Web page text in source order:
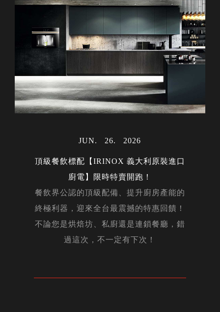
JUN 26 2026
頂級餐飲標配【IRINOX 義大利原裝進口
廚電】限時特賣開跑！
餐飲界公認的頂級配備、提升廚房產能的
終極利器，迎來全台最震撼的特惠回饋！
不論您是烘焙坊、私廚還是連鎖餐廳，錯
過這次，不一定有下次！
JUN 22 2026
APR 24 2026
JAN 05 2026
OCT 30 2025
JAN 17 2025
MAY 22 2024
MAY 06 2024
APR 26 2024
MAR 2024
MAR 19 2024
FEB 27 2024
FEB 01 2024
JAN 17 2024
DEC 14
2023
NOV 29 2023
NOV 01 2023
AUG 04 2023
JUL 27 2023
APR 24 2023
APR 20 2023
JAN 31 2023
JAN 10 2023
DEC 15
2022
NOV 21 2022
OCT 14 2022
AUG 27 2022
MAY
12 2022
APR 08 2020
FEB 14 2020
DEC 23 2019
NOV 20 2019
OCT 16 2019
JUN 20 2019
MAY 20 2019
DEC 12 2018